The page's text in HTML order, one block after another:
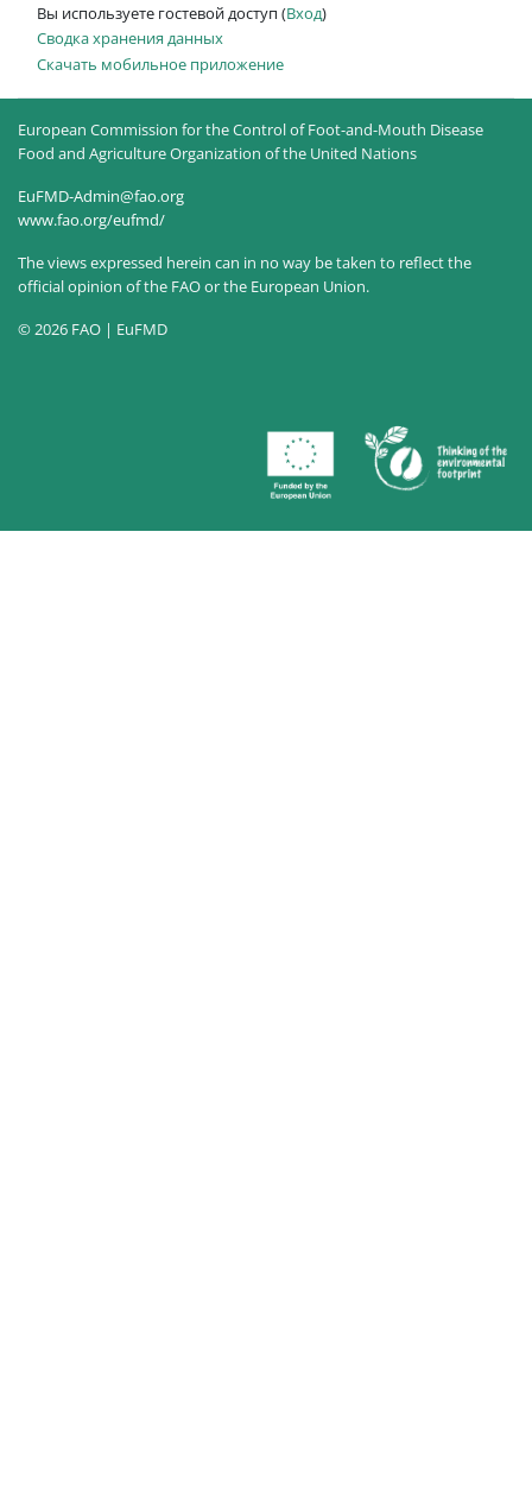
Вы используете гостевой доступ (Вход)
Сводка хранения данных
Скачать мобильное приложение
European Commission for the Control of Foot-and-Mouth Disease
Food and Agriculture Organization of the United Nations
EuFMD-Admin@fao.org
www.fao.org/eufmd/
The views expressed herein can in no way be taken to reflect the
official opinion of the FAO or the European Union.
© 2026 FAO | EuFMD